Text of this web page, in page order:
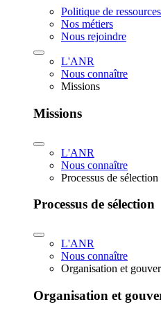
Politique de
Nos métiers
Nous rejoindre
L'ANR
Nous connaître
Missions
Missions
L'ANR
Nous connaître
Processus de sélection
Processus de sélection
L'ANR
Nous connaître
Organisation et
Organisation et